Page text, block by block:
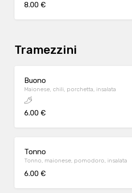
8.00 €
Tramezzini
Buono
Maionese, chili, porchetta, insalata
6.00 €
Tonno
Tonno, maionese, pomodoro, insalata
6.00 €